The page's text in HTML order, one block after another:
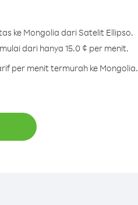
ke Mongolia dari Satelit Ellipso.
dari hanya 15.0 ¢ per menit.
per menit termurah ke Mongolia.